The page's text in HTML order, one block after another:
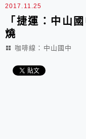
2017.11.25
「捷運：中山
燒
咖啡線：中山國中